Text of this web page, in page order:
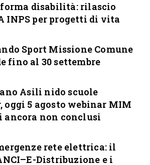
disabilità: rilascio
INPS per progetti di vita
Sport Missione Comune
fino al 30 settembre
Asili nido scuole
5 agosto webinar MIM
non conclusi
rete elettrica: il
Distribuzione e i